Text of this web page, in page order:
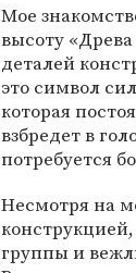
Мое
высоту
деталей
это символ
которая
взбредет в
потребуется
Несмотря на
группы и